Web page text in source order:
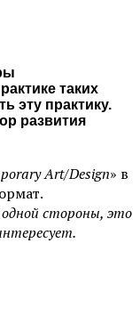
таких
эту практику.
развития
Art/Design» в
стороны, это